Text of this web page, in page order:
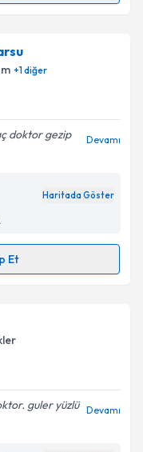
randevu takvimi
randevu almanız
ile
ilişkin
belirtilen
ediyorum.
+1diğer
doktor gezip
Devamı
Haritada Göster
Et
randevu almanız
ile
guler yüzlü Devamı